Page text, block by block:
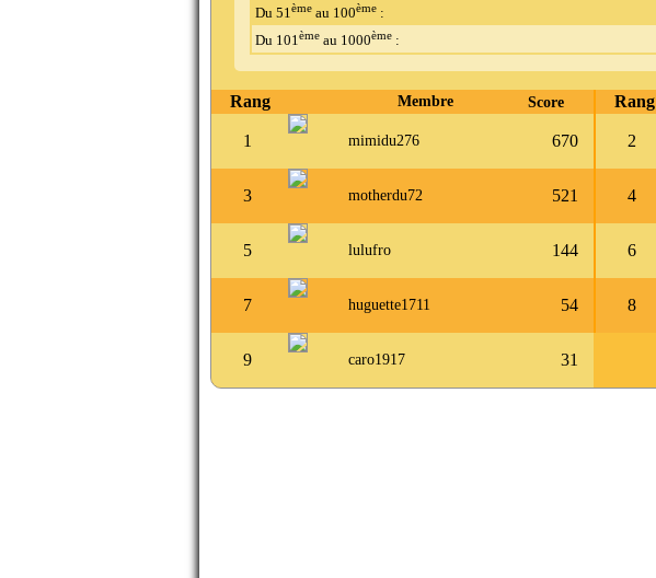
Du 51ème au 100ème :
Du 101ème au 1000ème :
Rang Membre Score Rang
1 mimidu276 670 2
3 motherdu72 521 4
5 lulufro 144 6
7 huguette1711 54 8
9 caro1917 31